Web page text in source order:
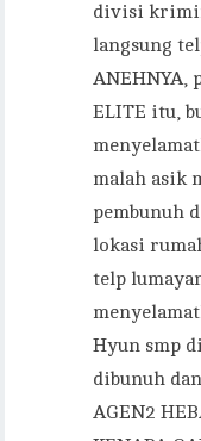
divisi
langsung
ANEHNYA,
ELITE itu,
malah asik
pembunuh
lokasi
telp
Hyun smp
dibunuh
AGEN2